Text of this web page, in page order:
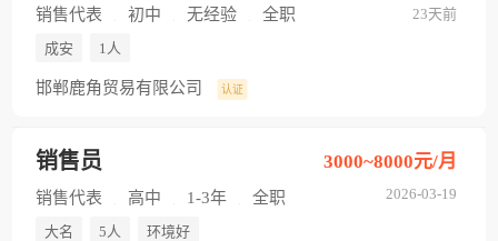
23天前
销售代表 初中 无经验 全职
成安 1人
邯郸鹿角贸易有限公司 认证
销售员
2026-03-19
3000~8000元/月
销售代表 高中 1-3年 全职
大名 5人 环境好